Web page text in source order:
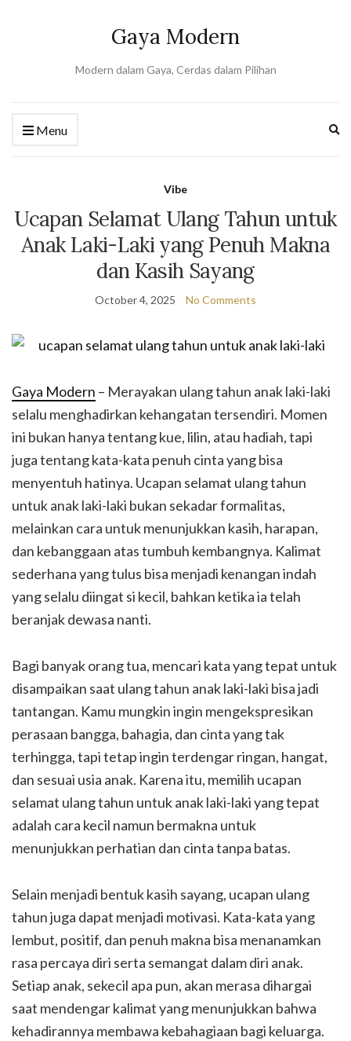
Gaya Modern
Modern dalam Gaya, Cerdas dalam Pilihan
Menu
Vibe
Ucapan Selamat Ulang Tahun untuk
Anak Laki-Laki yang Penuh Makna
dan Kasih Sayang
October 4, 2025 No Comments
Gaya Modern – Merayakan ulang tahun anak laki-laki
selalu menghadirkan kehangatan tersendiri. Momen
ini bukan hanya tentang kue, lilin, atau hadiah, tapi
juga tentang kata-kata penuh cinta yang bisa
menyentuh hatinya. Ucapan selamat ulang tahun
untuk anak laki-laki bukan sekadar formalitas,
melainkan cara untuk menunjukkan kasih, harapan,
dan kebanggaan atas tumbuh kembangnya. Kalimat
sederhana yang tulus bisa menjadi kenangan indah
yang selalu diingat si kecil, bahkan ketika ia telah
beranjak dewasa nanti.
Bagi banyak orang tua, mencari kata yang tepat untuk
disampaikan saat ulang tahun anak laki-laki bisa jadi
tantangan. Kamu mungkin ingin mengekspresikan
perasaan bangga, bahagia, dan cinta yang tak
terhingga, tapi tetap ingin terdengar ringan, hangat,
dan sesuai usia anak. Karena itu, memilih ucapan
selamat ulang tahun untuk anak laki-laki yang tepat
adalah cara kecil namun bermakna untuk
menunjukkan perhatian dan cinta tanpa batas.
Selain menjadi bentuk kasih sayang, ucapan ulang
tahun juga dapat menjadi motivasi. Kata-kata yang
lembut, positif, dan penuh makna bisa menanamkan
rasa percaya diri serta semangat dalam diri anak.
Setiap anak, sekecil apa pun, akan merasa dihargai
saat mendengar kalimat yang menunjukkan bahwa
kehadirannya membawa kebahagiaan bagi keluarga.